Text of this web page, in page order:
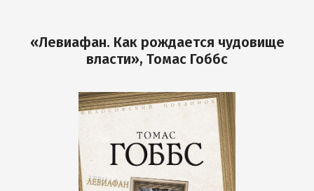
«Левиафан. Как рождается чудовище
власти», Томас Гоббс